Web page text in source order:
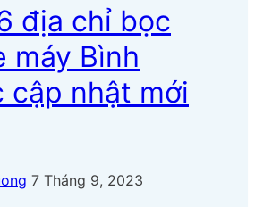
địa chỉ bọc
máy Bình
cập nhật mới
7 Tháng 9, 2023